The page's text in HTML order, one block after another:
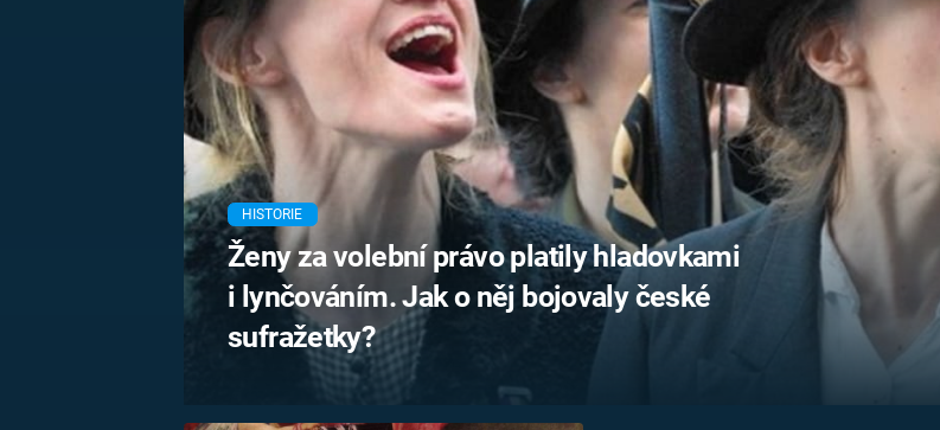
MARIE TEREZIE
NAPOLEON
BONAPARTE
BRITSKÁ
KRÁLOVSKÁ
RODINA
MIMOZEMŠŤANÉ
UTAJENÉ PŘÍBĚHY
ČESKÝCH DĚJIN
ALTERNATIVNÍ
HISTORIE
HISTORIE
Ženy za volební právo platily hladovkami
i lynčováním. Jak o něj bojovaly české
sufražetky?